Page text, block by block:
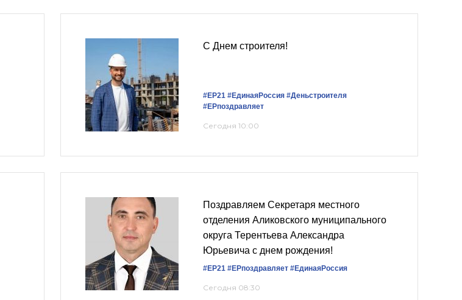
С Днем строителя!
#ЕР21 #ЕдинаяРоссия #Деньстроителя
#ЕРпоздравляет
Сегодня 10:00
Поздравляем Секретаря местного
отделения Аликовского муниципального
округа Терентьева Александра
Юрьевича с днем рождения!
#ЕР21 #ЕРпоздравляет #ЕдинаяРоссия
Сегодня 08:30